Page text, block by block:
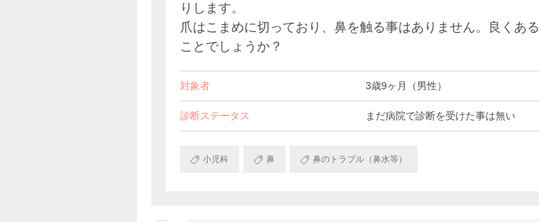
りします。
爪はこまめに切っており、鼻を触る事はありません。良くある
ことでしょうか？
対象者 3歳9ヶ月（男性）
診断ステータス まだ病院で診断を受けた事は無い
小児科 鼻 鼻のトラブル（鼻水等）